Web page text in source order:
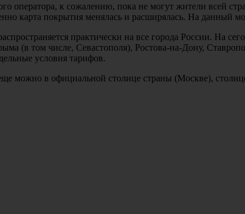
оператора, к сожалению, пока не могут жители всей
карта покрытия менялась и расширялась. На данный
практически на все города России. На
(в том числе, Севастополя), Ростова-на-Дону,
условия тарифов.
можно в официальной столице страны (Москве),